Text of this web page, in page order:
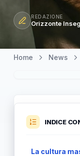
REDAZIONE
Orizzonte
Home News
INDICE
La cultura